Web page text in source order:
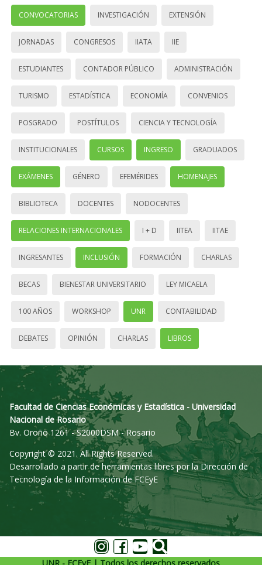
CONVOCATORIAS INVESTIGACIÓN EXTENSIÓN
JORNADAS CONGRESOS IIATA IIE
ESTUDIANTES CONTADOR PÚBLICO ADMINISTRACIÓN
TURISMO ESTADÍSTICA ECONOMÍA CONVENIOS
POSGRADO POSTÍTULOS CIENCIA Y TECNOLOGÍA
INSTITUCIONALES CURSOS INGRESO GRADUADOS
EXÁMENES GÉNERO EFEMÉRIDES HOMENAJES
BIBLIOTECA DOCENTES NODOCENTES
RELACIONES INTERNACIONALES I + D IITEA IITAE
INGRESANTES INCLUSIÓN FORMACIÓN CHARLAS
BECAS BIENESTAR UNIVERSITARIO LEY MICAELA
100 AÑOS WORKSHOP UNR CONTABILIDAD
DEBATES OPINIÓN CHARLAS LIBROS
Facultad de Ciencias Económicas y Estadística - Universidad
Nacional de Rosario
Bv. Oroño 1261 - S2000DSM - Rosario
Copyright © 2021. All Rights Reserved.
Desarrollado a partir de herramientas libres por la Dirección de
Tecnología de la Información de FCEyE